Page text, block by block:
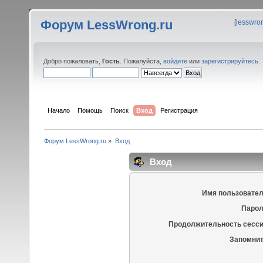
Форум LessWrong.ru [
Добро пожаловать, Гость . Пожалуйста, войдите или зарегистрируйтесь
Начало Помощь Поиск Вход Регистрация
Форум LessWrong.ru » Вход
Вход
Имя
Продолжительность